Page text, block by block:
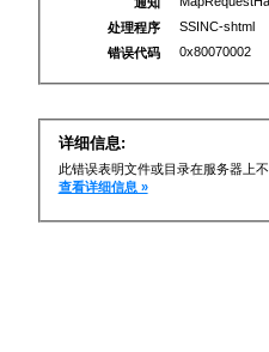
处理程序
SSINC-shtml
错误代码
0x80070002
详细信息:
此错误表明文件或目录在服务器上
查看详细信息 »